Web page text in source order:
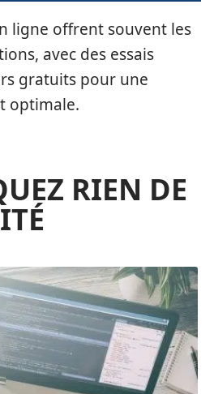
ligne offrent souvent les
avec des essais
gratuits pour une
optimale.
RIEN DE